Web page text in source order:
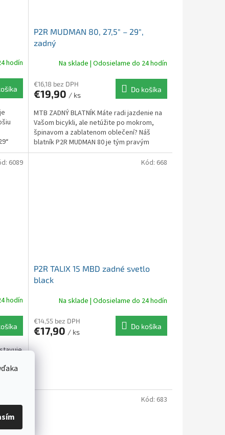
hodín
P2R MUDMAN 80, 27,5″ – 29″,
zadný
Na sklade | Odosielame do 24 hodín
€16,18 bez DPH
€19,90 / ks
Do košíka
MTB ZADNÝ BLATNÍK Máte radi jazdenie na
Vašom bicykli, ale netúžite po mokrom,
špinavom a zablatenom oblečení? Náš
blatník P2R MUDMAN 80 je tým pravým
riešením so...
hodín
s
6089
P2R TALIX 15 MBD zadné svetlo
black
Na sklade | Odosielame do 24 hodín
€14,55 bez DPH
€17,90 / ks
Do košíka
Kód: 668
Kód: 683